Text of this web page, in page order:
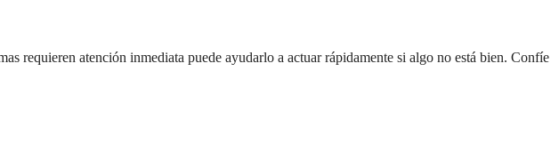
requieren atención inmediata puede ayudarlo a actuar rápidamente si algo no está bien. Confíe